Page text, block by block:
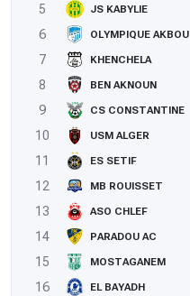
5
JS KABYLIE
6
OLYMPIQUE AKBOU
7
KHENCHELA
8
BEN AKNOUN
9
CS CONSTANTINE
10
USM ALGER
11
ES SETIF
12
MB ROUISSET
13
ASO CHLEF
14
PARADOU AC
15
MOSTAGANEM
16
EL BAYADH